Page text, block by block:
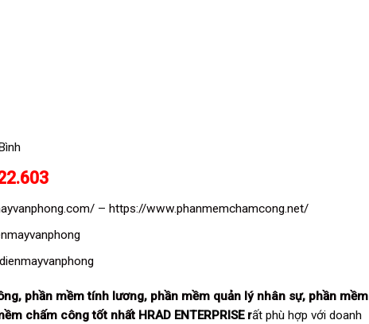
– https://www.phanmemchamcong.net/
, phần mềm tính lương, phần mềm quản lý nhân sự, phần mềm
chấm công tốt nhất HRAD ENTERPRISE rất phù hợp với doanh